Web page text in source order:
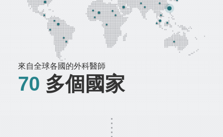
來自全球各國的外科醫師
70 多個國家